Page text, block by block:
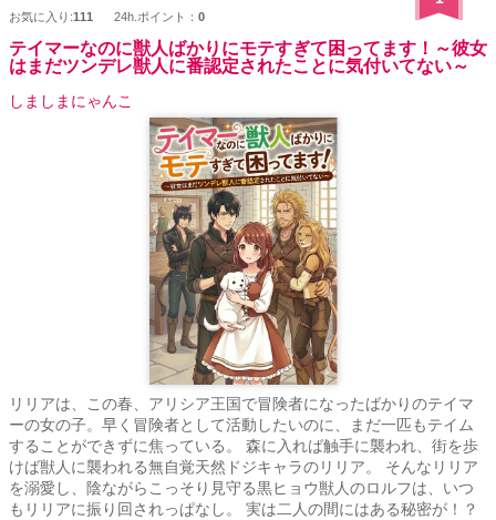
お気に入り:111 24h.ポイント： 0
テイマーなのに獣人ばかりにモテすぎて困ってます！～彼女
はまだツンデレ獣人に番認定されたことに気付いてない～
しましまにゃんこ
リリアは、この春、アリシア王国で冒険者になったばかりのテイマ
ーの女の子。早く冒険者として活動したいのに、まだ一匹もテイム
することができずに焦っている。 森に入れば触手に襲われ、街を歩
けば獣人に襲われる無自覚天然ドジキャラのリリア。 そんなリリア
を溺愛し、陰ながらこっそり見守る黒ヒョウ獣人のロルフは、いつ
もリリアに振り回されっぱなし。 実は二人の間にはある秘密が！？